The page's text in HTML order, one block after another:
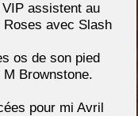
assistent au
avec Slash
os de son pied
Brownstone.
pour mi Avril